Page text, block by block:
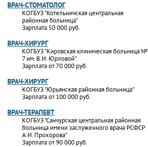
ВРАЧ-СТОМАТОЛОГ
КОГБУЗ "Котельничская центральная
районная больница"
Зарплата 50 000 руб.
ВРАЧ-ХИРУРГ
КОГБУЗ "Кировская клиническая больница №
7 им. В.И. Юрловой"
Зарплата от 70 000 руб.
ВРАЧ-ХИРУРГ
КОГБУЗ "Юрьянская районная больница"
Зарплата от 100 000 руб.
ВРАЧ-ТЕРАПЕВТ
КОГБУЗ "Санчурская центральная районная
больница имени заслуженного врача РСФСР
А.И. Прохорова"
Зарплата от 90 000 руб.